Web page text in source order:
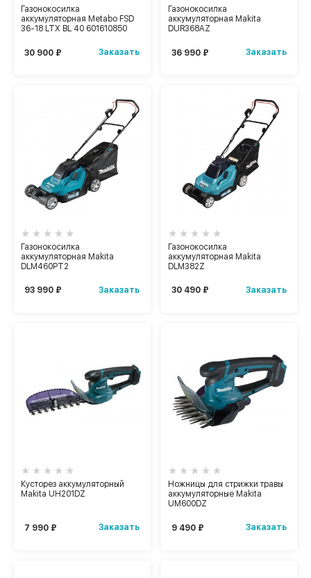
Газонокосилка
аккумуляторная Metabo FSD
36-18 LTX BL 40 601610850
30 900 ₽ Заказать
Газонокосилка
аккумуляторная Makita
DUR368AZ
36 990 ₽ Заказать
Газонокосилка
аккумуляторная Makita
DLM460PT2
93 990 ₽ Заказать
Газонокосилка
аккумуляторная Makita
DLM382Z
30 490 ₽ Заказать
Кусторез аккумуляторный
Makita UH201DZ
7 990 ₽ Заказать
Ножницы для стрижки травы
аккумуляторные Makita
UM600DZ
9 490 ₽ Заказать